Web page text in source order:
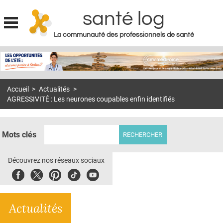
Jump to navigation
santé log
La communauté des professionnels de santé
MON COMPTE
S'ABONNER À LA REVUE SOIN À DOMICILE
DOSSIERS
E-REVUE SAD
L'APP
Accueil > Actualités >
AGRESSIVITÉ : Les neurones coupables enfin identifiés
Mots clés
Découvrez nos réseaux sociaux
FacebookTwitterPinterest
TiktokYoubute
Actualités